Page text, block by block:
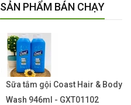
SẢN PHẨM BÁN CHẠY
Sữa tắm gội Coast Hair & Body
Wash 946ml - GXT01102